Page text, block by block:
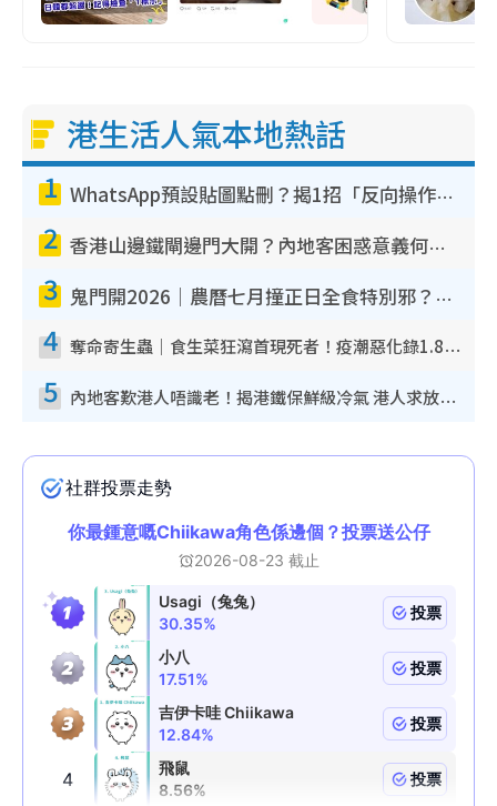
港生活人氣本地熱話
1 WhatsApp預設貼圖點刪？揭1招「反向操作」還原簡潔介面 附3步實測教學
2 香港山邊鐵閘邊門大開？內地客困惑意義何在！網民神回覆：呢種叫法理性防禦
3 鬼門開2026｜農曆七月撞正日全食特別邪？專家警告切忌做一事！揭4大禁忌+2招保平安
4 奪命寄生蟲｜食生菜狂瀉首現死者！疫潮惡化錄1.8萬宗病例 揭洗菜3大謬誤
5 內地客歎港人唔識老！揭港鐵保鮮級冷氣 港人求放過：咪投訴